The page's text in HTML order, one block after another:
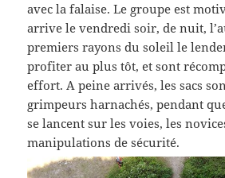
avec la falaise. Le groupe est
arrive le vendredi soir, de nuit,
premiers rayons du soleil le
profiter au plus tôt, et sont
effort. A peine arrivés, les sacs
grimpeurs harnachés, pendant
se lancent sur les voies, les
manipulations de sécurité.